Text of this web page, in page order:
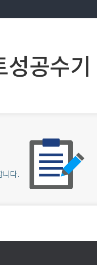
채용설명회 일정
공수기
니다.